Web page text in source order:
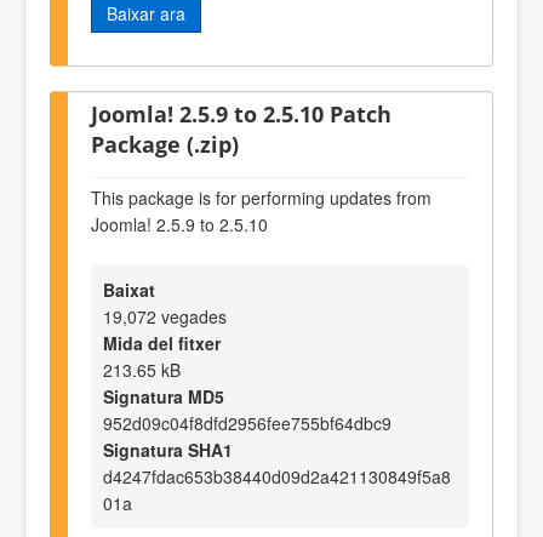
Baixar ara
Joomla! 2.5.9 to 2.5.10 Patch
Package (.zip)
This package is for performing updates from
Joomla! 2.5.9 to 2.5.10
Baixat
19,072 vegades
Mida del fitxer
213.65 kB
Signatura MD5
952d09c04f8dfd2956fee755bf64dbc9
Signatura SHA1
d4247fdac653b38440d09d2a421130849f5a8
01a